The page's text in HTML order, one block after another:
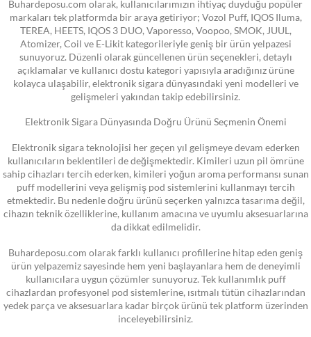
Buhardeposu.com olarak, kullanıcılarımızın ihtiyaç duyduğu popüler
markaları tek platformda bir araya getiriyor; Vozol Puff, IQOS Iluma,
TEREA, HEETS, IQOS 3 DUO, Vaporesso, Voopoo, SMOK, JUUL,
Atomizer, Coil ve E-Likit kategorileriyle geniş bir ürün yelpazesi
sunuyoruz. Düzenli olarak güncellenen ürün seçenekleri, detaylı
açıklamalar ve kullanıcı dostu kategori yapısıyla aradığınız ürüne
kolayca ulaşabilir, elektronik sigara dünyasındaki yeni modelleri ve
gelişmeleri yakından takip edebilirsiniz.
Elektronik Sigara Dünyasında Doğru Ürünü Seçmenin Önemi
Elektronik sigara teknolojisi her geçen yıl gelişmeye devam ederken
kullanıcıların beklentileri de değişmektedir. Kimileri uzun pil ömrüne
sahip cihazları tercih ederken, kimileri yoğun aroma performansı sunan
puff modellerini veya gelişmiş pod sistemlerini kullanmayı tercih
etmektedir. Bu nedenle doğru ürünü seçerken yalnızca tasarıma değil,
cihazın teknik özelliklerine, kullanım amacına ve uyumlu aksesuarlarına
da dikkat edilmelidir.
Buhardeposu.com olarak farklı kullanıcı profillerine hitap eden geniş
ürün yelpazemiz sayesinde hem yeni başlayanlara hem de deneyimli
kullanıcılara uygun çözümler sunuyoruz. Tek kullanımlık puff
cihazlardan profesyonel pod sistemlerine, ısıtmalı tütün cihazlarından
yedek parça ve aksesuarlara kadar birçok ürünü tek platform üzerinden
inceleyebilirsiniz.